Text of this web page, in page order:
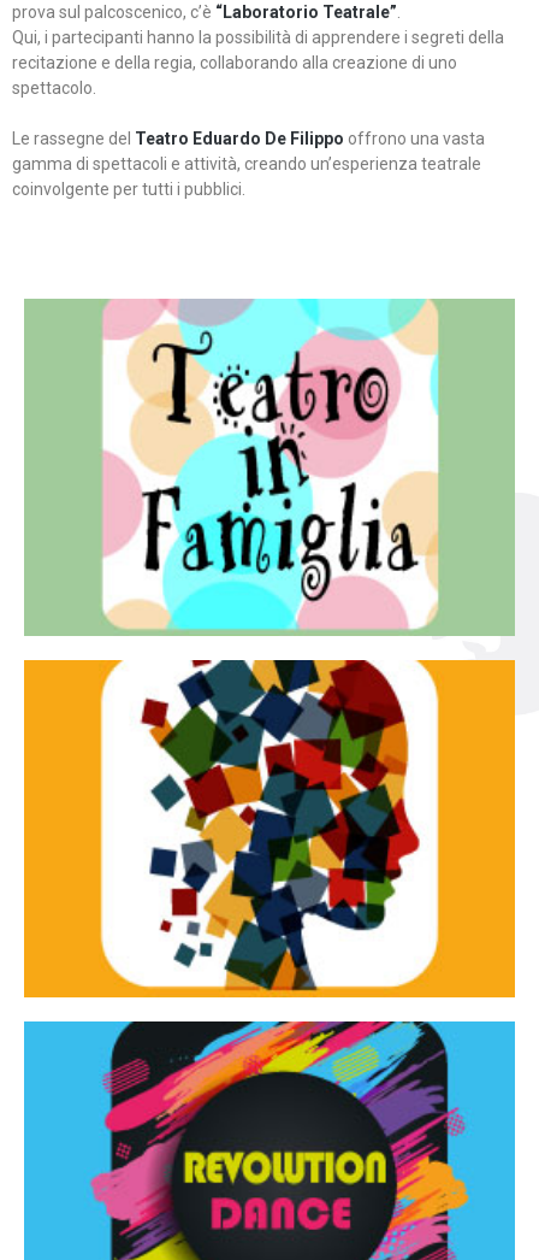
prova sul palcoscenico, c’è “Laboratorio Teatrale”
Qui, i partecipanti hanno la possibilità di apprendere i segreti della
recitazione e della regia, collaborando alla creazione di uno
spettacolo.
Le rassegne del Teatro Eduardo De Filippo offrono una vasta
gamma di spettacoli e attività, creando un’esperienza teatrale
coinvolgente per tutti i pubblici.
Teatro in famiglia
Teatro In Famiglia è una rassegna di teatro concepita
per far condividere e godere del teatro all’intera
famiglia.
Continua
Tracce dinamiche
Tracce Dinamiche è una rassegna di teatro
d’innovazione e sperimentale.
Continua
Revolution Dance
Rassegna di danza contemporanea – I Edizione